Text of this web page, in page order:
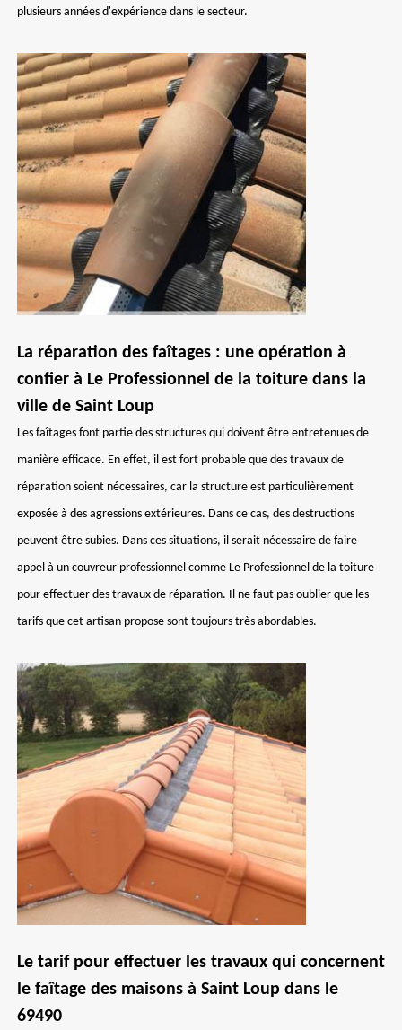
plusieurs années d'expérience dans le secteur.
La réparation des faîtages : une opération à
confier à Le Professionnel de la toiture dans la
ville de Saint Loup
Les faîtages font partie des structures qui doivent être entretenues de
manière efficace. En effet, il est fort probable que des travaux de
réparation soient nécessaires, car la structure est particulièrement
exposée à des agressions extérieures. Dans ce cas, des destructions
peuvent être subies. Dans ces situations, il serait nécessaire de faire
appel à un couvreur professionnel comme Le Professionnel de la toiture
pour effectuer des travaux de réparation. Il ne faut pas oublier que les
tarifs que cet artisan propose sont toujours très abordables.
Le tarif pour effectuer les travaux qui concernent
le faîtage des maisons à Saint Loup dans le
69490